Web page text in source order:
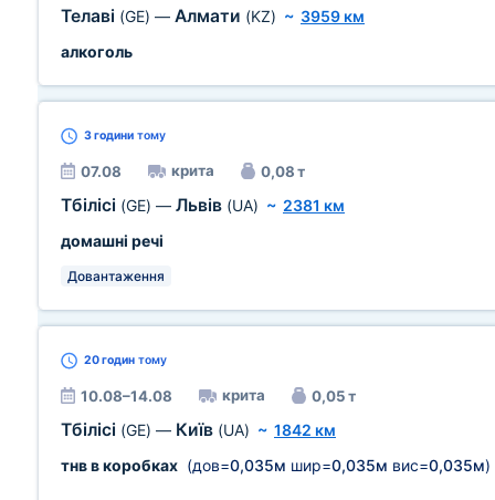
Телаві (GE) — Алмати (KZ) ~ 3959 км
алкоголь
3 години тому
07.08 крита 0,08 т
Тбілісі (GE) — Львів (UA) ~ 2381 км
домашні речі
Довантаження
20 годин тому
10.08–14.08 крита 0,05 т
Тбілісі (GE) — Київ (UA) ~ 1842 км
тнв в коробках (дов=0,035м шир=0,035м вис=0,035м)